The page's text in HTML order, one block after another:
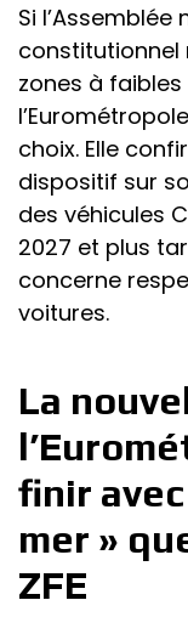
Si
constitutionnel
zones à faibles
choix. Elle
dispositif sur
des véhicules
2027 et plus
concerne
voitures.
La
finir
mer »
ZFE